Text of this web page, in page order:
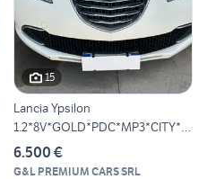
15
Lancia Ypsilon
1.2*8V*GOLD*PDC*MP3*CITY*N
EOPATENTA
6.500 €
G&L PREMIUM CARS SRL